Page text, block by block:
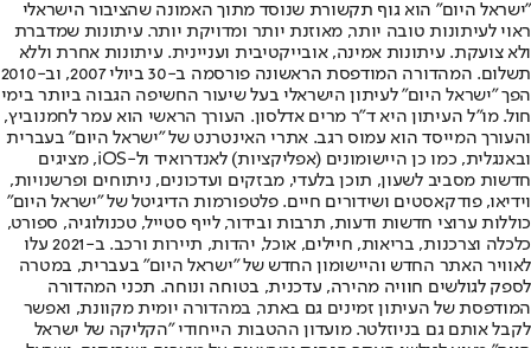
"ישראל היום" הוא גוף תקשורת שנוסד מתוך האמונה שהציבור הישראלי
ראוי לעיתונות טובה יותר, מאוזנת יותר ומדויקת יותר. עיתונות שמדברת
ולא צועקת. עיתונות אמינה, אובייקטיבית ועניינית. עיתונות אחרת וללא
תשלום. המהדורה המודפסת הראשונה פורסמה ב-30 ביולי 2007, וב-2010
הפך "ישראל היום" לעיתון הישראלי בעל שיעור החשיפה הגבוה ביותר בימי
חול. מו"ל העיתון היא ד"ר מרים אדלסון. העורך הראשי הוא עמר לחמנוביץ,
והעורך המייסד הוא עמוס רגב. אתרי האינטרנט של "ישראל היום" בעברית
ובאנגלית, כמו כן היישומונים (אפליקציות) לאנדרואיד ול-iOS, מציגים
חדשות מסביב לשעון, תוכן בלעדי, מבזקים ועדכונים, ניתוחים ופרשנויות,
וידיאו, פודקאסטים ושידורים חיים. פלטפורמות הדיגיטל של "ישראל היום"
כוללות ערוצי חדשות ודעות, תרבות ובידור, לייף סטייל, טכנולוגיה, ספורט,
כלכלה וצרכנות, בריאות, חיילים, אוכל, יהדות, תיירות ורכב. ב-2021 עלו
לאוויר האתר החדש והיישומון החדש של "ישראל היום" בעברית, במטרה
לספק לגולשים חוויה מהירה, עדכנית, בטוחה ונוחה. תכני המהדורה
המודפסת של העיתון זמינים גם באתר, במהדורה יומית מקוונת, ואפשר
לקבל אותם גם בניוזלטר. מועדון ההטבות הייחודי "הקליקה של ישראל